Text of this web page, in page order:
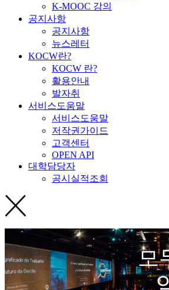
K-MOOC 강의
공지사항
공지사항
뉴스레터
KOCW란?
KOCW 란?
활용안내
발자취
서비스도움말
서비스도움말
저작권가이드
고객센터
OPEN API
대학담당자
공시실적조회
모